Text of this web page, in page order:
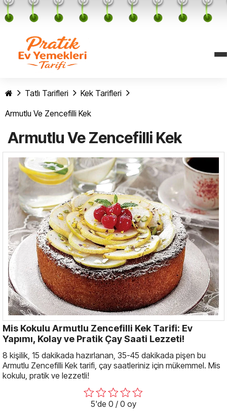
Tatlı Tarifleri
Kek Tarifleri
Armutlu Ve Zencefilli Kek
Armutlu Ve Zencefilli Kek
Mis Kokulu Armutlu Zencefilli Kek Tarifi: Ev
Yapımı, Kolay ve Pratik Çay Saati Lezzeti!
8 kişilik, 15 dakikada hazırlanan, 35-45 dakikada pişen bu
Armutlu Zencefilli Kek tarifi, çay saatleriniz için mükemmel. Mis
kokulu, pratik ve lezzetli!
5'de 0 / 0 oy